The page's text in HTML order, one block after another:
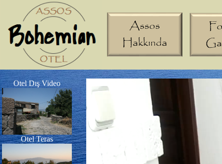
Engin ERYILMAZ
Otel Dış Video
Otel Teras